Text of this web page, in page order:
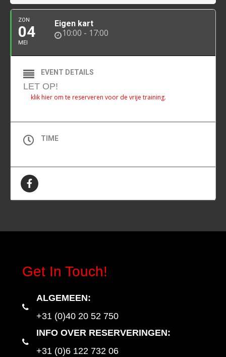
ZON
04
MEI
Eigen kart
10:00 - 17:00
EVENT DETAILS
LET OP!
klik hier om te reserveren voor de vrije training.
TIME
Get In Touch!
ALGEMEEN:
+31 (0)40 20 52 750
INFO OVER RESERVERINGEN:
+31 (0)6 122 732 06